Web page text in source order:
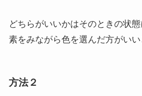
どちらがいいかはそのときの状
素をみながら色を選んだ方がいい
方法２